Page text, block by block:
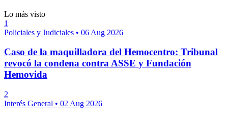
Lo más visto
1
Policiales y Judiciales • 06 Aug 2026
Caso de la maquilladora del Hemocentro: Tribunal
revocó la condena contra ASSE y Fundación
Hemovida
2
Interés General • 02 Aug 2026